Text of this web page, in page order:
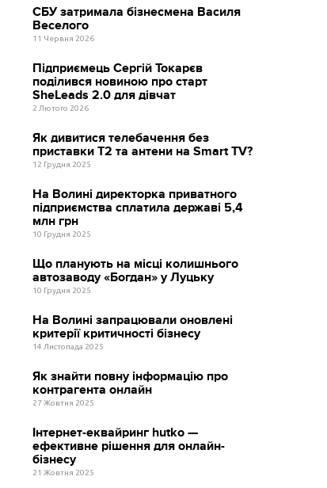
СБУ затримала бізнесмена Василя
Веселого
11 Червня 2026
Підприємець Сергій Токарєв
поділився новиною про старт
SheLeads 2.0 для дівчат
2 Лютого 2026
Як дивитися телебачення без
приставки Т2 та антени на Smart TV?
12 Грудня 2025
На Волині директорка приватного
підприємства сплатила державі 5,4
млн грн
10 Грудня 2025
Що планують на місці колишнього
автозаводу «Богдан» у Луцьку
10 Грудня 2025
На Волині запрацювали оновлені
критерії критичності бізнесу
14 Листопада 2025
Як знайти повну інформацію про
контрагента онлайн
27 Жовтня 2025
Інтернет-еквайринг hutko —
ефективне рішення для онлайн-
бізнесу
21 Жовтня 2025